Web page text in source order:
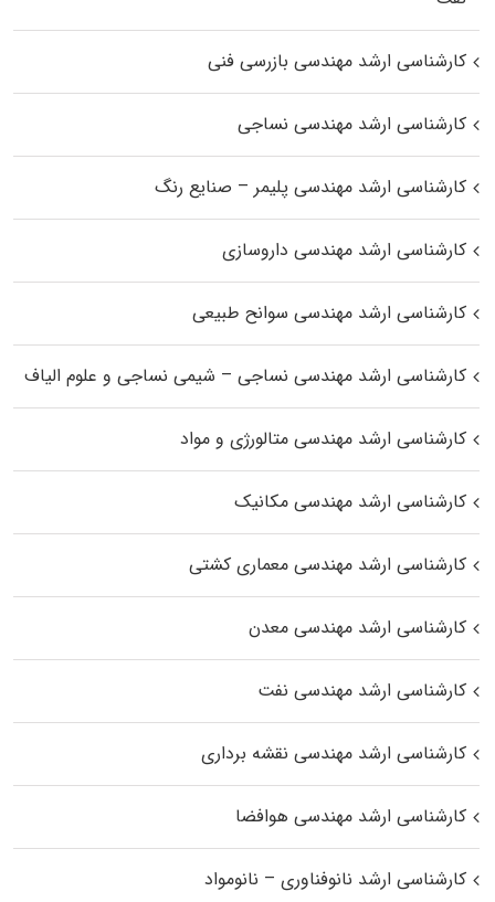
کارشناسی ارشد مهندسی بازرسی فنی
کارشناسی ارشد مهندسی نساجی
کارشناسی ارشد مهندسی پلیمر – صنایع رنگ
کارشناسی ارشد مهندسی داروسازی
کارشناسی ارشد مهندسی سوانح طبیعی
کارشناسی ارشد مهندسی نساجی – شیمی نساجی و علوم الیاف
کارشناسی ارشد مهندسی متالورژی و مواد
کارشناسی ارشد مهندسی مکانیک
کارشناسی ارشد مهندسی معماری کشتی
کارشناسی ارشد مهندسی معدن
کارشناسی ارشد مهندسی نفت
کارشناسی ارشد مهندسی نقشه برداری
کارشناسی ارشد مهندسی هوافضا
کارشناسی ارشد نانوفناوری – نانومواد